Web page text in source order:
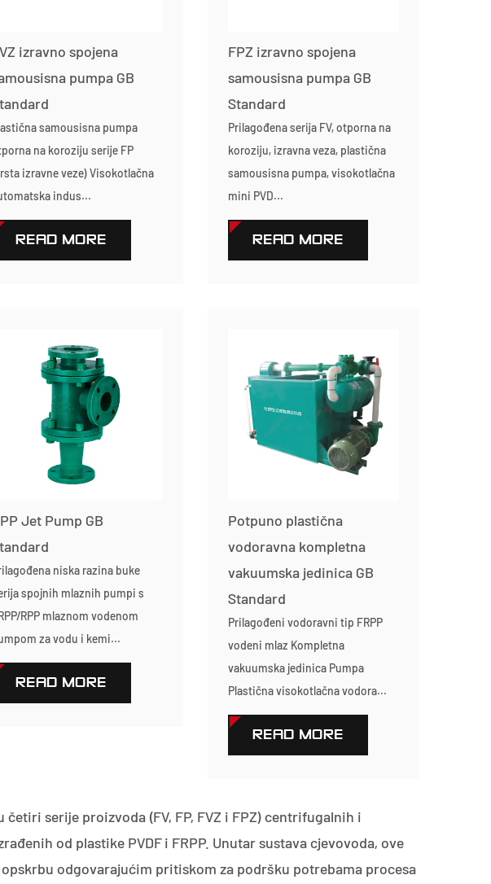
izravno spojena
pumpa GB
samousisna pumpa
na koroziju serije FP
izravne veze) Visokotlačna
indus...
READ MORE
FPZ izravno spojena
samousisna pumpa GB
Standard
Prilagođena serija FV, otporna na
koroziju, izravna veza, plastična
samousisna pumpa, visokotlačna
mini PVD...
READ MORE
Jet Pump GB
niska razina buke
spojnih mlaznih pumpi s
RPP mlaznom vodenom
za vodu i kemi...
READ MORE
Potpuno plastična
vodoravna kompletna
vakuumska jedinica GB
Standard
Prilagođeni vodoravni tip FRPP
vodeni mlaz Kompletna
vakuumska jedinica Pumpa
Plastična visokotlačna vodora...
READ MORE
serije proizvoda (FV, FP, FVZ i FPZ) centrifugalnih i
od plastike PVDF i FRPP. Unutar sustava cjevovoda, ove
odgovarajućim pritiskom za podršku potrebama procesa